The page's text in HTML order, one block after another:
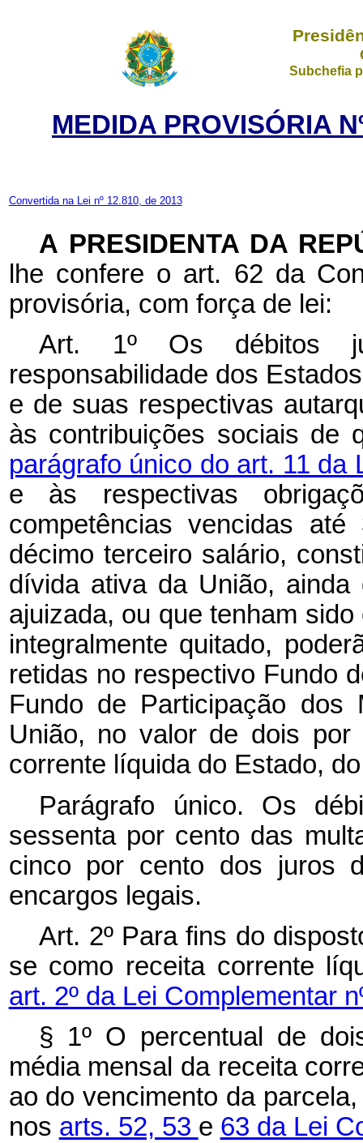
Subchefia
MEDIDA PROVISÓRIA
Convertida na Lei nº 12.810, de 2013
A PRESIDENTA DA
lhe confere o art. 62 da
provisória, com força de lei:
Art. 1º Os débitos
responsabilidade dos
e de suas respectivas
às contribuições sociais de
parágrafo único do art. 11 da
e às respectivas
competências vencidas
décimo terceiro salário,
dívida ativa da União,
ajuizada, ou que tenham
integralmente quitado,
retidas no respectivo Fundo
Fundo de Participação
União, no valor de dois
corrente líquida do Estado,
Parágrafo único. Os
sessenta por cento das
cinco por cento dos juros
encargos legais.
Art. 2º Para fins do
se como receita corrente
art. 2º da Lei Complementar
§ 1º O percentual de
média mensal da receita
ao do vencimento da
nos arts. 52, 53 e 63 da Lei